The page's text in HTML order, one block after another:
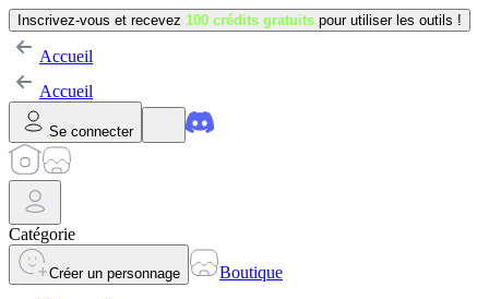
Inscrivez-vous et recevez 100 crédits gratuits pour utiliser les outils !
Accueil
Accueil
Se connecter
Catégorie
Créer un personnage
Boutique